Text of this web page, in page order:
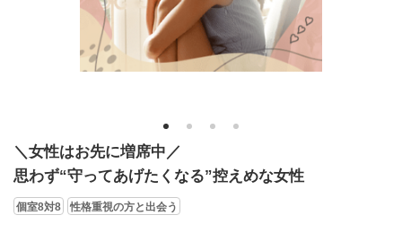
1 2 3 4
＼女性はお先に増席中／
思わず“守ってあげたくなる”控えめな女性
個室8対8 性格重視の方と出会う